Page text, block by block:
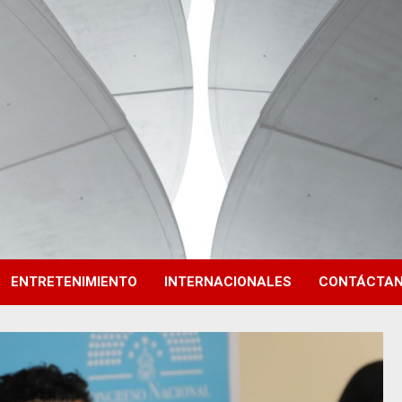
ENTRETENIMIENTO INTERNACIONALES